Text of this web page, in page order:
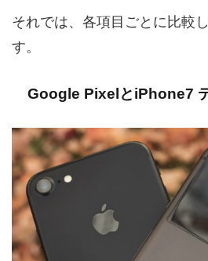
それでは、各項目ごとに比較
す。
Google PixelとiPhone7